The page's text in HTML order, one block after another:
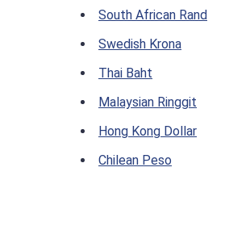
South African Rand
Swedish Krona
Thai Baht
Malaysian Ringgit
Hong Kong Dollar
Chilean Peso